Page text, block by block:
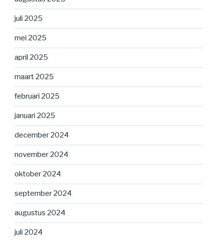
juli 2025
mei 2025
april 2025
maart 2025
februari 2025
januari 2025
december 2024
november 2024
oktober 2024
september 2024
augustus 2024
juli 2024